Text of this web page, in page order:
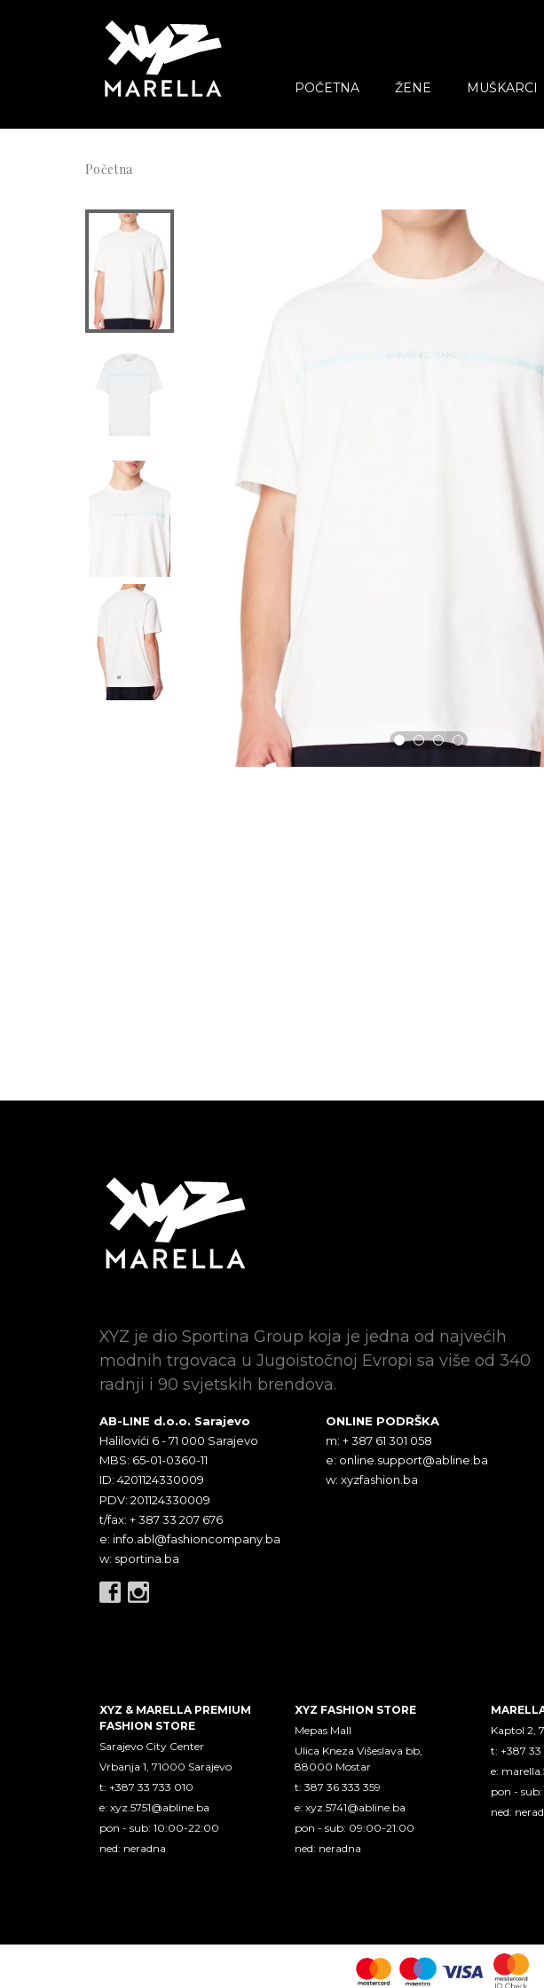
POČETNA ŽENE MUŠKARCI
Početna
XYZ je dio Sportina Group koja je jedna od najvećih
modnih trgovaca u Jugoistočnoj Evropi sa više od 340
radnji i 90 svjetskih brendova.
AB-LINE d.o.o. Sarajevo
Halilovići 6 - 71 000 Sarajevo
MBS: 65-01-0360-11
ID: 4201124330009
PDV: 201124330009
t/fax: + 387 33 207 676
e: info.abl@fashioncompany.ba
w: sportina.ba
ONLINE PODRŠKA
m: + 387 61 301 058
e: online.support@abline.ba
w: xyzfashion.ba
XYZ & MARELLA PREMIUM
FASHION STORE
Sarajevo City Center
Vrbanja 1, 71000 Sarajevo
t: +387 33 733 010
e: xyz.5751@abline.ba
pon - sub: 10:00-22:00
ned: neradna
XYZ FASHION STORE
Mepas Mall
Ulica Kneza Višeslava bb,
88000 Mostar
t: 387 36 333 359
e:xyz.5741@abline.ba
pon - sub: 09:00-21:00
ned: neradna
Kaptol 2,
t: +387 33
e:
pon -
ned: